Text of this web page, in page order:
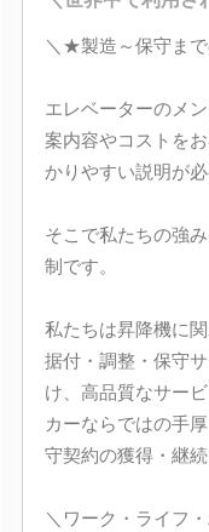
＼★製造～保守ま
エレベーターのメ
案内容やコストを
かりやすい説明が必
そこで私たちの強
制です。
私たちは昇降機に
据付・調整・保守
け、高品質なサー
カーならではの手
守契約の獲得・継
＼ワーク・ライフ